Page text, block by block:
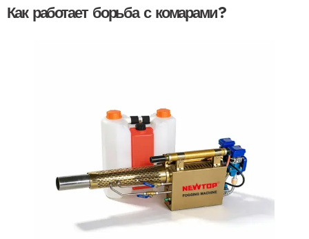
Как работает борьба с комарами?